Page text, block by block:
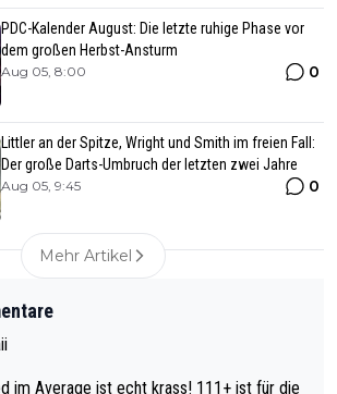
PDC-Kalender August: Die letzte ruhige Phase vor
dem großen Herbst-Ansturm
Aug 05, 8:00 0
Littler an der Spitze, Wright und Smith im freien Fall:
Der große Darts-Umbruch der letzten zwei Jahre
Aug 05, 9:45 0
Mehr Artikel
ist echt krass! 111+ ist für die